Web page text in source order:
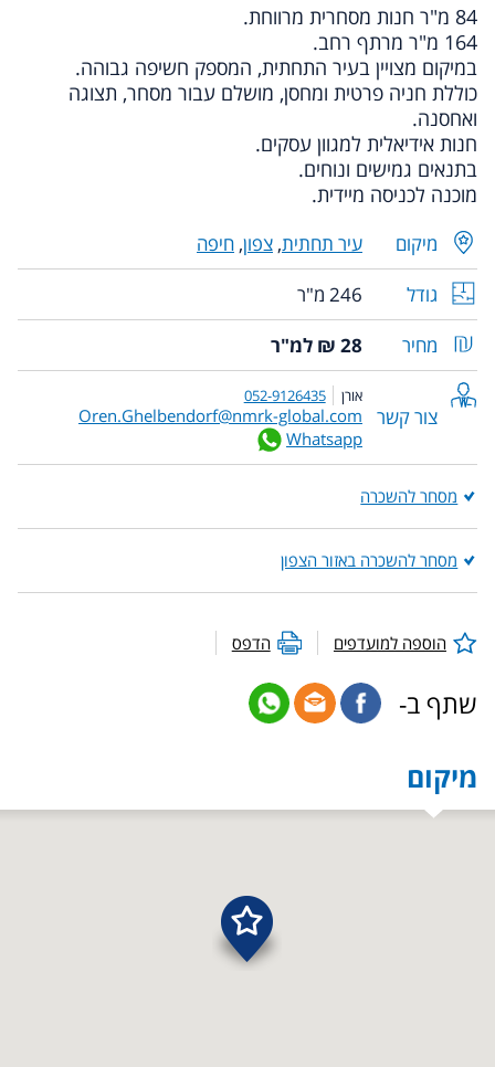
84 מ"ר חנות מסחרית מרווחת.
164 מ"ר מרתף רחב.
במיקום מצויין בעיר התחתית, המספק חשיפה גבוהה.
כוללת חניה פרטית ומחסן, מושלם עבור מסחר, תצוגה
ואחסנה.
חנות אידיאלית למגוון עסקים.
בתנאים גמישים ונוחים.
מוכנה לכניסה מיידית.
מיקום עיר תחתית, צפון, חיפה
גודל
246 מ"ר
מחיר
28 ₪ למ"ר
צור קשר
אורן 052-9126435
Oren.Ghelbendorf@nmrk-global.com
Whatsapp
מסחר להשכרה
מסחר להשכרה באזור הצפון
הוספה למועדפים הדפס
שתף ב-
מיקום